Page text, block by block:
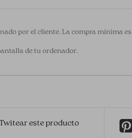
por el cliente. La compra mínima
de tu ordenador.
este producto